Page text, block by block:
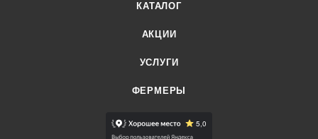
КАТАЛОГ
АКЦИИ
УСЛУГИ
ФЕРМЕРЫ